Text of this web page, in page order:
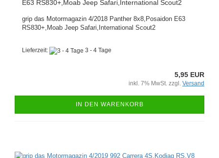
E63 RS830+,Moab Jeep Safari,International Scout2
grip das Motormagazin 4/2018 Panther 8x8,Posaidon E63
RS830+,Moab Jeep Safari,International Scout2
Lieferzeit: 3 - 4 Tage
5,95 EUR
inkl. 7% MwSt. zzgl. Versand
IN DEN WARENKORB